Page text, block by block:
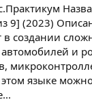
9] (2023)
в создании
и
языке